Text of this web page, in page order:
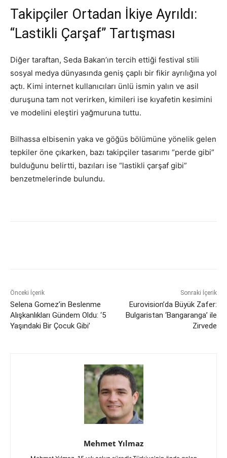
Takipçiler Ortadan İkiye Ayrıldı:
“Lastikli Çarşaf” Tartışması
Diğer taraftan, Seda Bakan’ın tercih ettiği festival stili
sosyal medya dünyasında geniş çaplı bir fikir ayrılığına yol
açtı. Kimi internet kullanıcıları ünlü ismin yalın ve asil
duruşuna tam not verirken, kimileri ise kıyafetin kesimini
ve modelini eleştiri yağmuruna tuttu.
Bilhassa elbisenin yaka ve göğüs bölümüne yönelik gelen
tepkiler öne çıkarken, bazı takipçiler tasarımı “perde gibi”
bulduğunu belirtti, bazıları ise “lastikli çarşaf gibi”
benzetmelerinde bulundu.
Önceki İçerik
Selena Gomez’in Beslenme
Alışkanlıkları Gündem Oldu: ‘5
Yaşındaki Bir Çocuk Gibi’
Sonraki İçerik
Eurovision’da Büyük Zafer:
Bulgaristan ‘Bangaranga’ ile
Zirvede
Mehmet Yılmaz